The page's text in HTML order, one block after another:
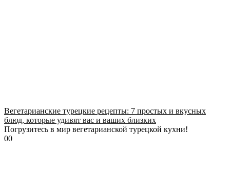
Вегетарианские турецкие рецепты: 7 простых и вкусных
блюд, которые удивят вас и ваших близких
Погрузитесь в мир вегетарианской турецкой кухни!
00